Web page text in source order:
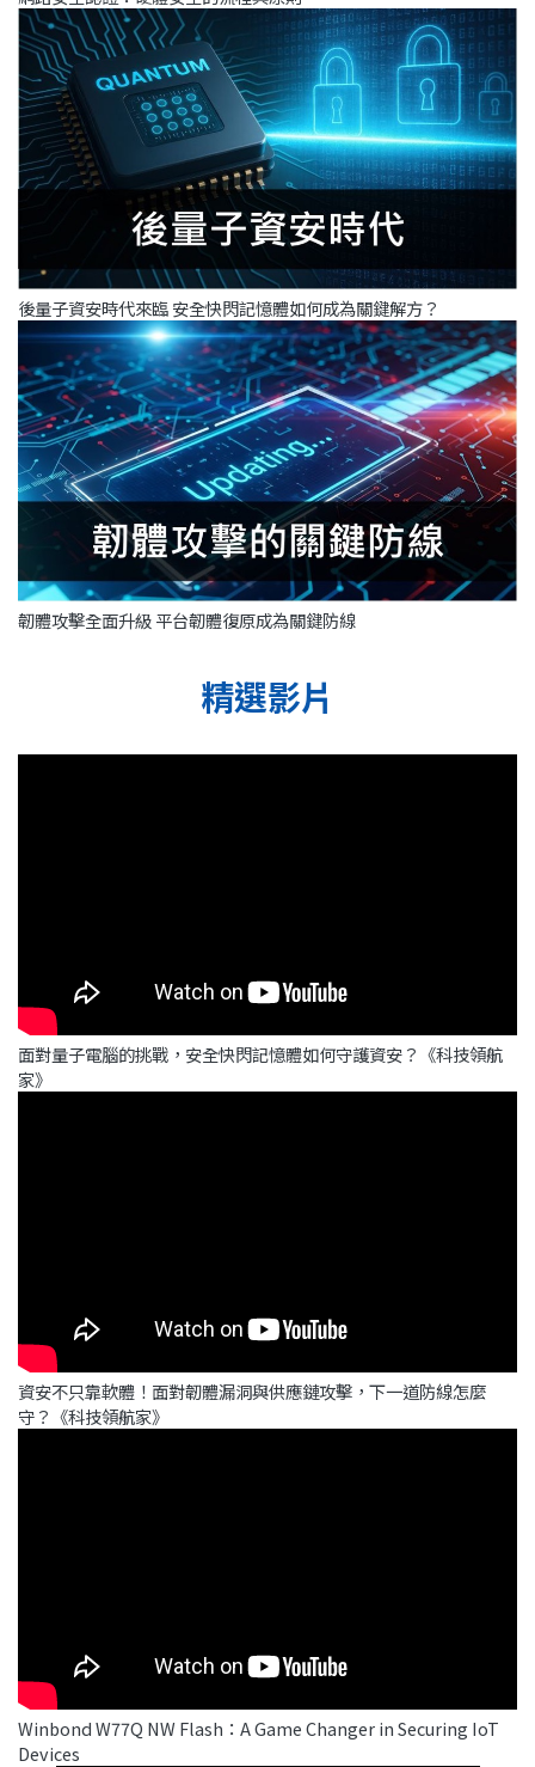
後量子資安時代來臨 安全快閃記憶體如何成為關鍵解方？
韌體攻擊全面升級 平台韌體復原成為關鍵防線
精選影片
面對量子電腦的挑戰，安全快閃記憶體如何守護資安？《科技領航
家》
資安不只靠軟體！面對韌體漏洞與供應鏈攻擊，下一道防線怎麼
守？《科技領航家》
Winbond W77Q NW Flash：A Game Changer in Securing IoT
Devices